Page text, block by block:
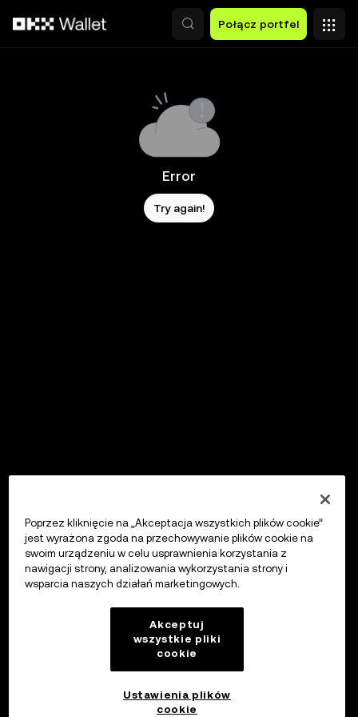
Połącz portfel
Error
Try again!
Poprzez kliknięcie na „Akceptacja wszystkich plików cookie”
jest wyrażona zgoda na przechowywanie plików cookie na
swoim urządzeniu w celu usprawnienia korzystania z
nawigacji strony, analizowania wykorzystania strony i
wsparcia naszych działań marketingowych.
Akceptuj
wszystkie pliki
cookie
Ustawienia plików
cookie